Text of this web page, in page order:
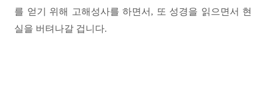
를 얻기 위해 고해성사를 하면서, 또 성경을 읽으면서 현
실을 버텨나갈 겁니다.